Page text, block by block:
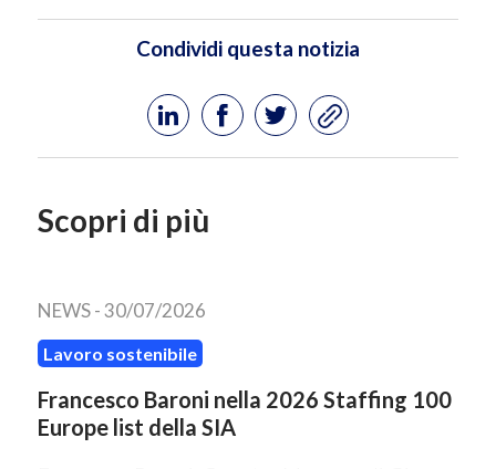
Condividi questa notizia
Scopri di più
NEWS -30/07/2026
Lavoro sostenibile
Francesco Baroni nella 2026 Staffing 100
Europe list della SIA